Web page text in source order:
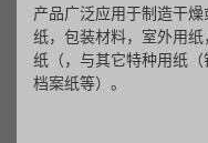
产品广泛应用于制造干燥
纸，包装材料，室外用
纸（，与其它特种用纸（
档案纸等）。